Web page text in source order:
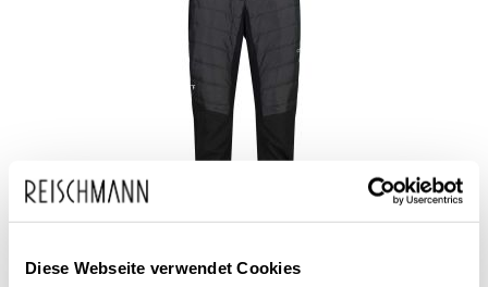
Diese Webseite verwendet Cookies